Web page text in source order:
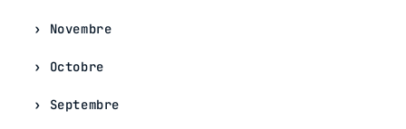
Novembre
Octobre
Septembre